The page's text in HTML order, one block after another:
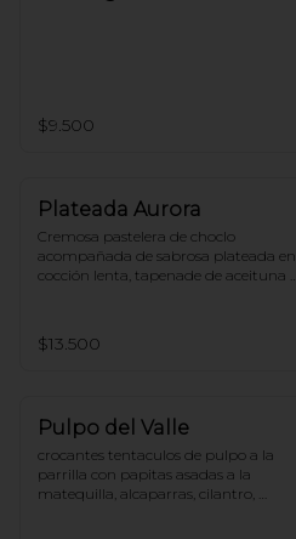
$9.500
Plateada Aurora
Cremosa pastelera de choclo
acompañada de sabrosa plateada en
cocción lenta, tapenade de aceituna
$13.500
Pulpo del Valle
crocantes tentaculos de pulpo a la
parrilla con papitas asadas a la
matequilla, alcaparras, cilantro,